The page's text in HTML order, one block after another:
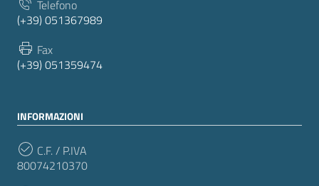
Telefono
(+39) 051367989
Fax
(+39) 051359474
INFORMAZIONI
C.F. / P.IVA
80074210370